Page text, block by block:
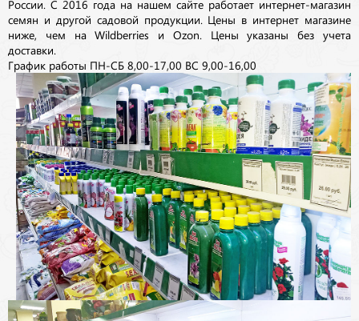
России. С 2016 года на нашем сайте работает интернет-магазин
семян и другой садовой продукции. Цены в интернет магазине
ниже, чем на Wildberries и Ozon. Цены указаны без учета
доставки.
График работы ПН-СБ 8,00-17,00 ВС 9,00-16,00